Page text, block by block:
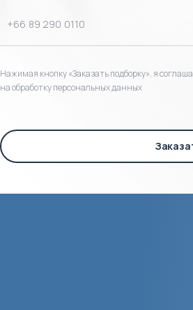
Нажимая кнопку «Заказать подборку», я
на обработку персональных данных